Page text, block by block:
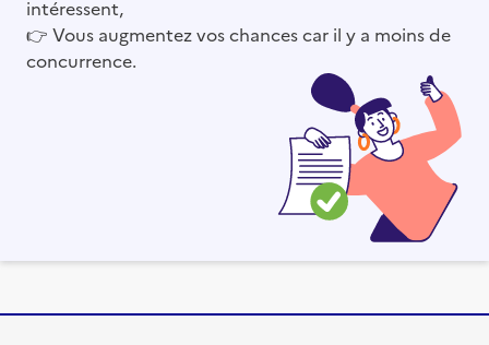
intéressent,
👉 Vous augmentez vos chances car il y a moins de
concurrence.